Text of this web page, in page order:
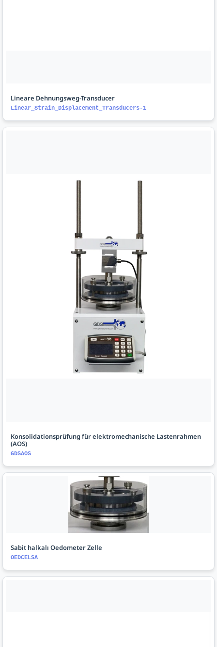
Lineare Dehnungsweg-Transducer
Linear_Strain_Displacement_Transducers-1
Konsolidationsprüfung für elektromechanische Lastenrahmen
(AOS)
GDSAOS
Sabit halkalı Oedometer Zelle
OEDCELSA